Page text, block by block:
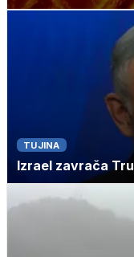
TUJINA
Izrael zavrača